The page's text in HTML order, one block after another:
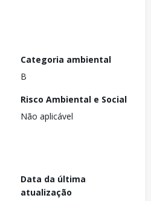
Categoria ambiental
B
Risco Ambiental e Social
Não aplicável
Data da última
atualização